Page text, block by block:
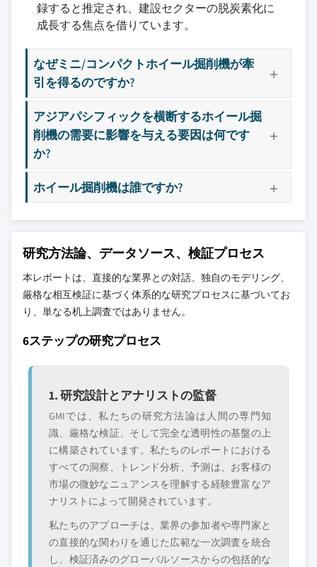
録すると推定され、建設セクターの脱炭素化に
成長する焦点を借りています。
なぜミニ/コンパクトホイール掘削機が牽
引を得るのですか?
アジアパシフィックを横断するホイール掘
削機の需要に影響を与える要因は何です
か?
ホイール掘削機は誰ですか?
研究方法論、データソース、検証プロセス
本レポートは、直接的な業界との対話、独自のモデリング、
厳格な相互検証に基づく体系的な研究プロセスに基づいてお
り、単なる机上調査ではありません。
6ステップの研究プロセス
1. 研究設計とアナリストの監督
GMIでは、私たちの研究方法論は人間の専門知
識、厳格な検証、そして完全な透明性の基盤の上
に構築されています。私たちのレポートにおける
すべての洞察、トレンド分析、予測は、お客様の
市場の微妙なニュアンスを理解する経験豊富なア
ナリストによって開発されています。
私たちのアプローチは、業界の参加者や専門家と
の直接的な関わりを通じた広範な一次調査を統合
し、検証済みのグローバルソースからの包括的な